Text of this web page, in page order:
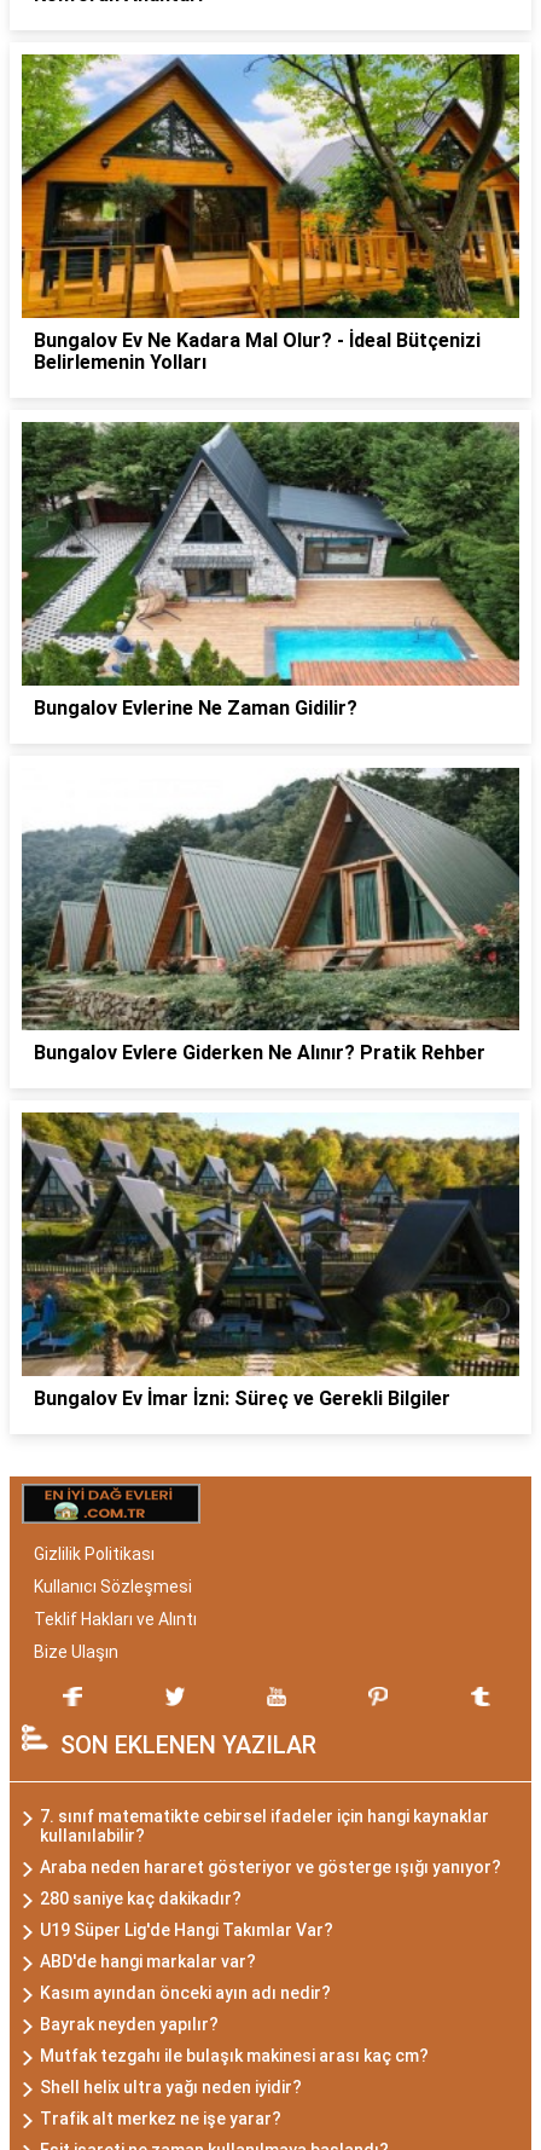
Bungalov Ev Ne Kadara Mal Olur? - İdeal Bütçenizi
Belirlemenin Yolları
Bungalov Evlerine Ne Zaman Gidilir?
Bungalov Evlere Giderken Ne Alınır? Pratik Rehber
Bungalov Ev İmar İzni: Süreç ve Gerekli Bilgiler
Gizlilik Politikası
Kullanıcı Sözleşmesi
Teklif Hakları ve Alıntı
Bize Ulaşın
SON EKLENEN YAZILAR
7. sınıf matematikte cebirsel ifadeler için hangi kaynaklar
kullanılabilir?
Araba neden hararet gösteriyor ve gösterge ışığı yanıyor?
280 saniye kaç dakikadır?
U19 Süper Lig'de Hangi Takımlar Var?
ABD'de hangi markalar var?
Kasım ayından önceki ayın adı nedir?
Bayrak neyden yapılır?
Mutfak tezgahı ile bulaşık makinesi arası kaç cm?
Shell helix ultra yağı neden iyidir?
Trafik alt merkez ne işe yarar?